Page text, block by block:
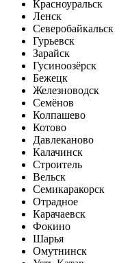
Красноуральск
Ленск
Северобайкальск
Гурьевск
Зарайск
Гусиноозёрск
Бежецк
Железноводск
Семёнов
Колпашево
Котово
Давлеканово
Калачинск
Строитель
Вельск
Семикаракорск
Отрадное
Карачаевск
Фокино
Шарья
Омутнинск